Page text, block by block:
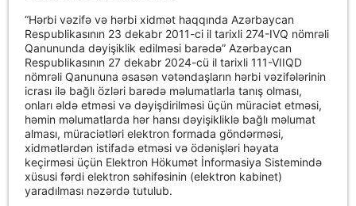
“Hərbi vəzifə və hərbi xidmət haqqında Azərbaycan
Respublikasının 23 dekabr 2011-ci il tarixli 274-IVQ nömrəli
Qanununda dəyişiklik edilməsi barədə” Azərbaycan
Respublikasının 27 dekabr 2024-cü il tarixli 111-VIIQD
nömrəli Qanununa əsasən vətəndaşların hərbi vəzifələrinin
icrası ilə bağlı özləri barədə məlumatlarla tanış olması,
onları əldə etməsi və dəyişdirilməsi üçün müraciət etməsi,
həmin məlumatlarda hər hansı dəyişikliklə bağlı məlumat
alması, müraciətləri elektron formada göndərməsi,
xidmətlərdən istifadə etməsi və ödənişləri həyata
keçirməsi üçün Elektron Hökumət İnformasiya Sistemində
xüsusi fərdi elektron səhifəsinin (elektron kabinet)
yaradılması nəzərdə tutulub.